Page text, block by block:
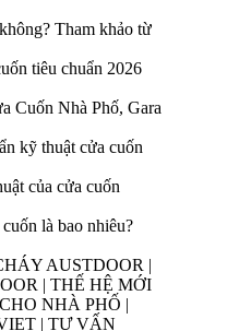
Tham khảo từ
tiêu chuẩn 2026
Cuốn Nhà Phố, Gara
kỹ thuật cửa cuốn
của cửa cuốn
là bao nhiêu?
AUSTDOOR |
| THẾ HỆ MỚI
NHÀ PHỐ |
| TƯ VẤN